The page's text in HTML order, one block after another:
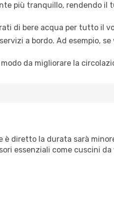
più tranquillo, rendendo il
di bere acqua per tutto il
a bordo. Ad esempio,
da migliorare la
diretto la durata sarà
essenziali come cuscini